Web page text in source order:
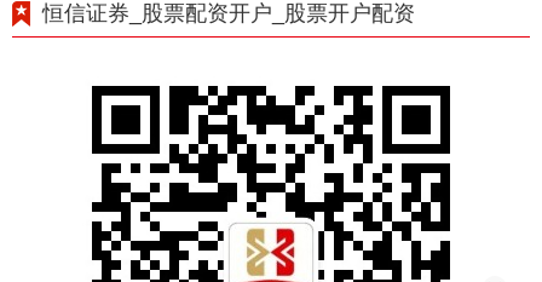
恒信证券_股票配资开户_股票开户配资